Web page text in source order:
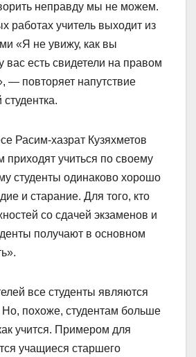
неправду мы не можем.
работах учитель выходит из
«Я не увижу, как вы
вас есть свидетели на правом
— повторяет напутствие
Расим-хазрат Кузяхметов
приходят учиться по своему
студенты одинаково хорошо
и старание. Для того, кто
со сдачей экзаменов и
получают в основном
все студенты являются
похоже, студентам больше
учится. Примером для
учащиеся старшего